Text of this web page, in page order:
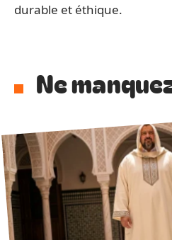
durable et éthique.
Ne